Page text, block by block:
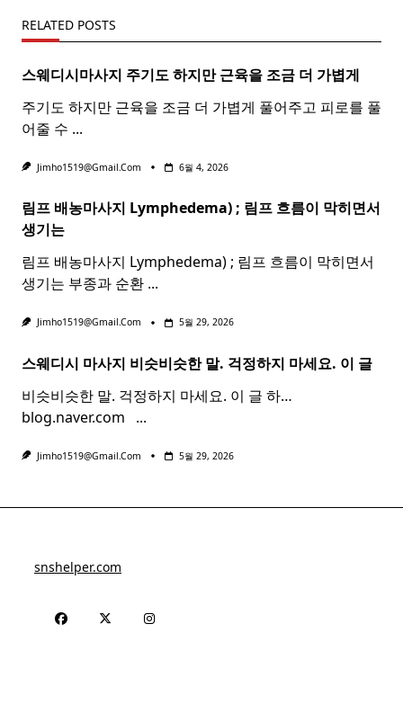
RELATED POSTS
스웨디시마사지 주기도 하지만 근육을 조금 더 가볍게
주기도 하지만 근육을 조금 더 가볍게 풀어주고 피로를 풀
어줄 수 ...
Jimho1519@gmail.com 6월 4, 2026
림프 배농마사지 Lymphedema) ; 림프 흐름이 막히면서
생기는
림프 배농마사지 Lymphedema) ; 림프 흐름이 막히면서
생기는 부종과 순환 ...
Jimho1519@gmail.com 5월 29, 2026
스웨디시 마사지 비슷비슷한 말. 걱정하지 마세요. 이 글
비슷비슷한 말. 걱정하지 마세요. 이 글 하…
blog.naver.com ​ ​
...
Jimho1519@gmail.com 5월 29, 2026
snshelper.com